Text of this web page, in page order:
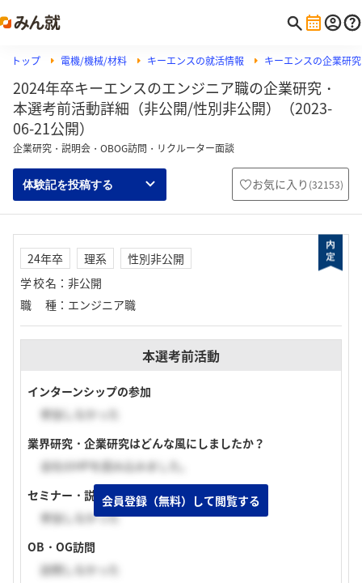
トップ 電機/機械/材料 キーエンスの就活情報 キーエンスの企業研
2024年卒キーエンスのエンジニア職の企業研究・
本選考前活動詳細（非公開/性別非公開）（2023-
06-21公開）
企業研究・説明会・OBOG訪問・リクルーター面談
体験記を投稿する お気に入り (32153)
24年卒 理系
性別非公開
学校名 ： 非公開
職種 ： エンジニア職
本選考前活動
インターンシップの参加
参加しなかった
業界研究・企業研究はどんな風にしましたか？
会社のHPを読み込みました。
セミナー・説明会の参加
参加しなかった
OB・OG訪問
訪問しなかった
会員登録（無料）して閲覧する